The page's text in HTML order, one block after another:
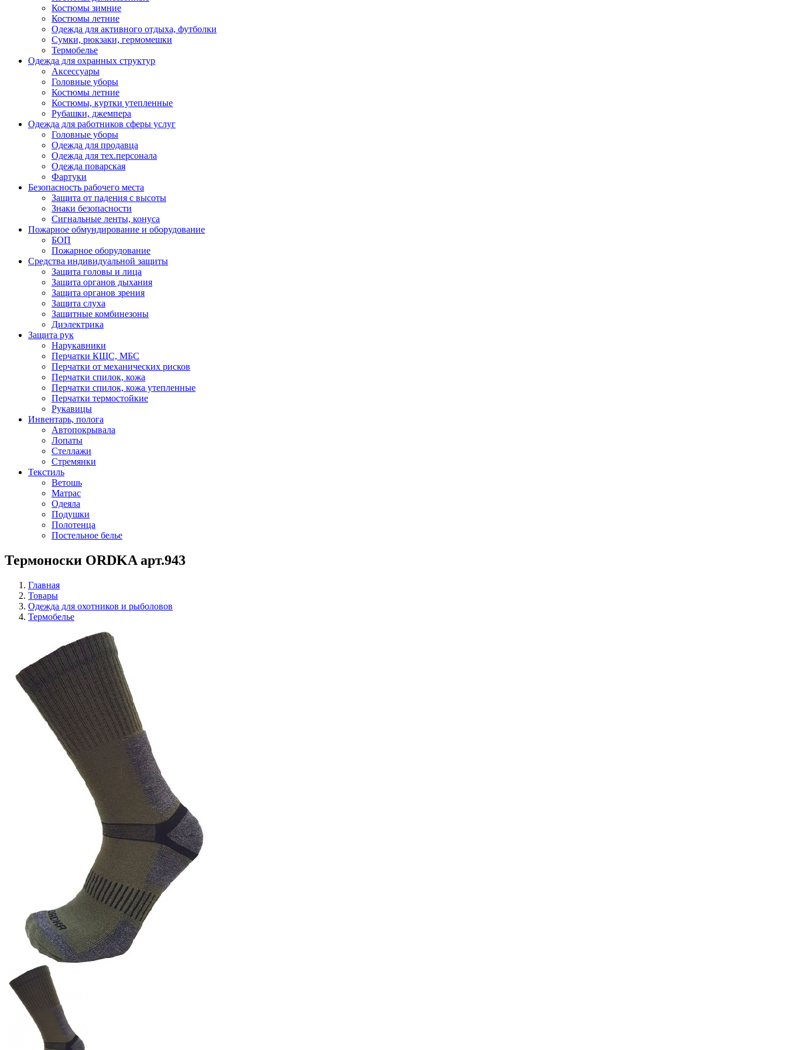
Костюмы зимние
Костюмы летние
Одежда для активного отдыха, футболки
Сумки, рюкзаки, гермомешки
Термобелье
Одежда для охранных структур
Аксессуары
Головные уборы
Костюмы летние
Костюмы, куртки утепленные
Рубашки, джемпера
Одежда для работников сферы услуг
Головные уборы
Одежда для продавца
Одежда для тех.персонала
Одежда поварская
Фартуки
Безопасность рабочего места
Защита от падения с высоты
Знаки безопасности
Сигнальные ленты, конуса
Пожарное обмундирование и оборудование
БОП
Пожарное оборудование
Средства индивидуальной защиты
Защита головы и лица
Защита органов дыхания
Защита органов зрения
Защита слуха
Защитные комбинезоны
Диэлектрика
Защита рук
Нарукавники
Перчатки КЩС, МБС
Перчатки от механических рисков
Перчатки спилок, кожа
Перчатки спилок, кожа утепленные
Перчатки термостойкие
Рукавицы
Инвентарь, полога
Автопокрывала
Лопаты
Стеллажи
Стремянки
Текстиль
Ветошь
Матрас
Одеяла
Подушки
Полотенца
Постельное белье
Термоноски ORDKA арт.943
Главная
Товары
Одежда для охотников и рыболовов
Термобелье